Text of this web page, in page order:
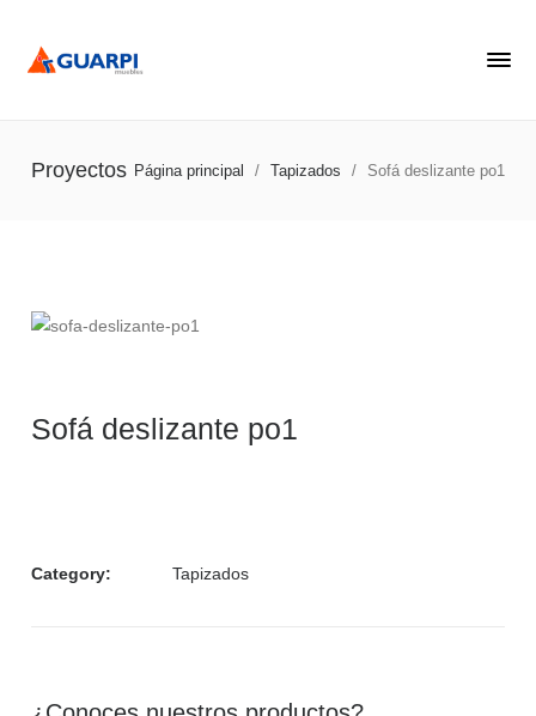
Proyectos Página principal / Tapizados / Sofá deslizante po1
Sofá deslizante po1
Category: Tapizados